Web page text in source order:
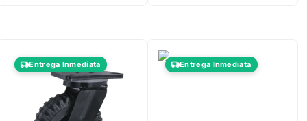
Entrega Inmediata Entrega Inmediata